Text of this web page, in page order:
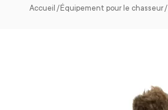
Accueil Équipement pour le chasseur